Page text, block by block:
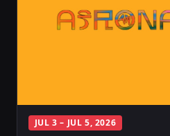
JUL 3 – JUL 5, 2026